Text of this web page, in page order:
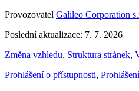
Provozovatel Galileo Corporation
Poslední aktualizace: 7. 7. 2026
Změna vzhledu, Struktura stránek,
Prohlášení o přístupnosti,